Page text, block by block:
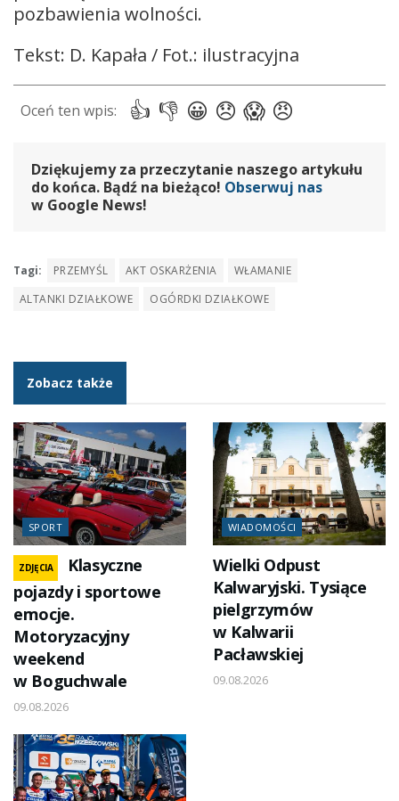
pozbawienia wolności.
Tekst: D. Kapała / Fot.: ilustracyjna
Dziękujemy za przeczytanie naszego artykułu
do końca. Bądź na bieżąco! Obserwuj nas
w Google News!
Tagi: PRZEMYŚL AKT OSKARŻENIA
WŁAMANIE
ALTANKI DZIAŁKOWE
OGÓRDKI DZIAŁKOWE
Zobacz także
SPORT
ZDJĘCIA
Klasyczne
pojazdy i sportowe
emocje.
Motoryzacyjny
weekend
w Boguchwale
09.08.2026
WIADOMOŚCI
Wielki Odpust
Kalwaryjski. Tysiące
pielgrzymów
w Kalwarii
Pacławskiej
09.08.2026